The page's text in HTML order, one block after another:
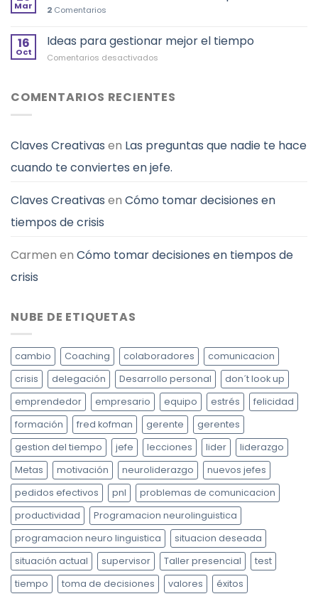
liderazgo?
Mar 2 Comentarios
16
Oct
Ideas para gestionar mejor el tiempo
Comentarios desactivados
gestionar
COMENTARIOS RECIENTES
Claves Creativas en Las preguntas que nadie te hace
cuando te conviertes en jefe.
Claves Creativas en Cómo tomar decisiones en
tiempos de crisis
Carmen en Cómo tomar decisiones en tiempos de
crisis
NUBE DE ETIQUETAS
cambio Coaching colaboradores
comunicacion
crisis
delegación Desarrollo personal
don´t look up
emprendedor
empresario equipo estrés
felicidad
formación
fred kofman gerente
gerentes
gestion del tiempo
jefe lecciones lider
liderazgo
Metas
motivación neuroliderazgo
nuevos jefes
pedidos efectivos
pnl
problemas de comunicacion
productividad
Programacion neurolinguistica
programacion neuro linguistica
situacion deseada
situación actual
supervisor Taller presencial
test
tiempo
toma de decisiones valores éxitos